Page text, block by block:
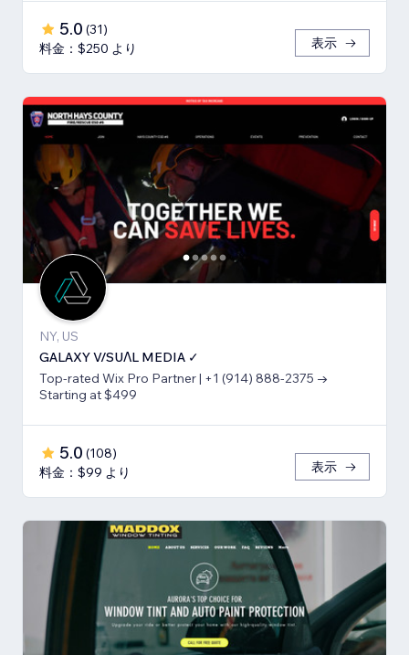
5.0 (31)
料金：$250 より
表示
NY, US
GALAXY V/SUΛL MEDIA ✓
Top-rated Wix Pro Partner | +1 (914) 888-2375 →
Starting at $499
5.0 (108)
料金：$99 より
表示